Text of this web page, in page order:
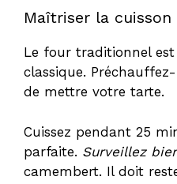
Maîtriser la
Le four traditionnel
classique.
de mettre votre tarte.
Cuissez pendant 25
parfaite. Surveillez
camembert. Il doit